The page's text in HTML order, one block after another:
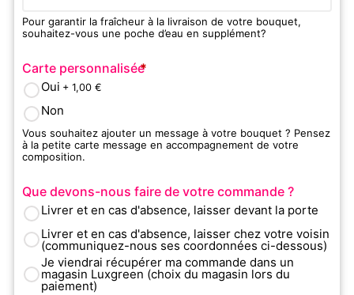
Pour garantir la fraîcheur à la livraison de votre bouquet,
souhaitez-vous une poche d’eau en supplément?
Carte personnalisée
*
Oui + 1,00 €
Non
Vous souhaitez ajouter un message à votre bouquet ? Pensez
à la petite carte message en accompagnement de votre
composition.
Que devons-nous faire de votre commande ?
Livrer et en cas d'absence, laisser devant la porte
Livrer et en cas d'absence, laisser chez votre voisin
(communiquez-nous ses coordonnées ci-dessous)
Je viendrai récupérer ma commande dans un
magasin Luxgreen (choix du magasin lors du
paiement)